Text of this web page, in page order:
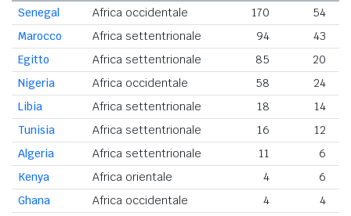
Senegal
Africa occidentale 170 54
Marocco
Africa settentrionale 94
43
Egitto
Africa settentrionale 85 20
Nigeria
Africa occidentale 58
24
Libia
Africa settentrionale 18
14
Tunisia
Africa settentrionale 16
12
Algeria
Africa settentrionale 11
6
Kenya
Africa orientale 4
6
Ghana
Africa occidentale 4
4